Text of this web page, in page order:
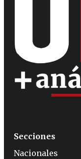
Secciones
Nacionales